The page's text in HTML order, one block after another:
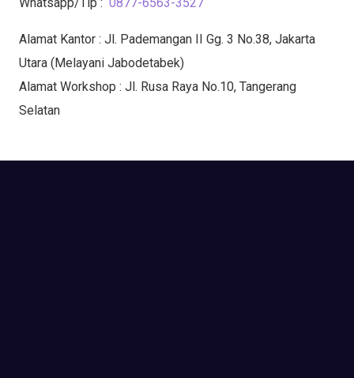
Alamat Kantor : Jl. Pademangan II Gg. 3 No.38, Jakarta
Utara (Melayani Jabodetabek)
Alamat Workshop : Jl. Rusa Raya No.10, Tangerang
Selatan